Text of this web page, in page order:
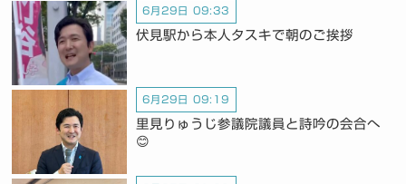
6月29日 09:33
伏見駅から本人タスキで朝のご挨拶
6月29日 09:19
里見りゅうじ参議院議員と詩吟の会合へ
😊